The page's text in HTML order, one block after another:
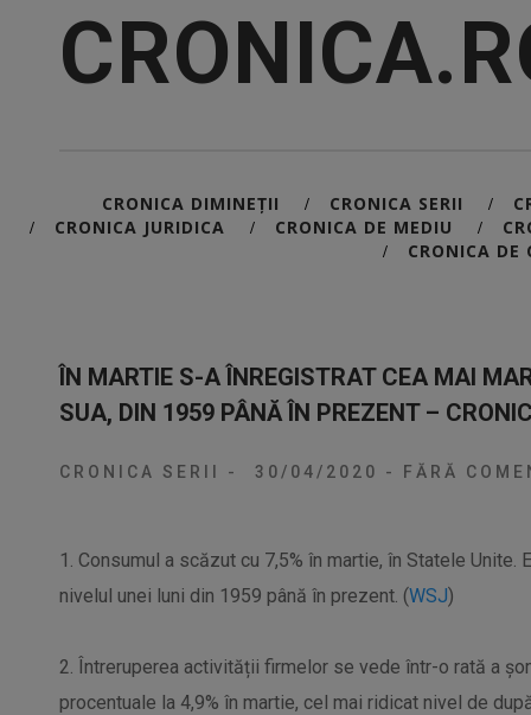
CRONICA DIMINEȚII / CRONICA SERII /
/ CRONICA JURIDICA / CRONICA DE MEDIU /
/ CRONICA DE
ÎN MARTIE S-A ÎNREGISTRAT CEA MAI
SUA, DIN 1959 PÂNĂ ÎN PREZENT –
CRONICA SERII - 30/04/2020 - FĂRĂ
1. Consumul a scăzut cu 7,5% în martie, în Statele
nivelul unei luni din 1959 până în prezent. (WSJ)
2. Întreruperea activității firmelor se vede într-o rată a
procentuale la 4,9% în martie, cel mai ridicat nivel de